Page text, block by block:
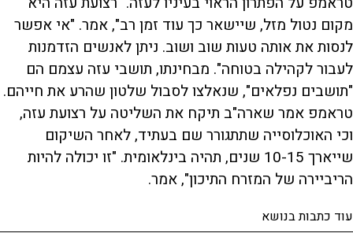
מקום נטול מזל, שיישאר כך עוד זמן רב", אמר. "אי אפשר
לנסות את אותה טעות שוב ושוב. ניתן לאנשים הזדמנות
לעבור לקהילה בטוחה". מבחינתו, תושבי עזה עצמם הם
"תושבים נפלאים", שנאלצו לסבול שלטון שהרע את חייהם.
טראמפ אמר שארה"ב תיקח את השליטה על רצועת עזה,
וכי האוכלוסייה שתתגורר שם בעתיד, לאחר השיקום
שייארך 10-15 שנים, תהיה בינלאומית. "זו יכולה להיות
הריביירה של המזרח התיכון", אמר.
עוד כתבות בנושא